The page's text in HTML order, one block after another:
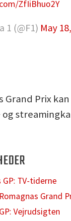
ZfIiBhuo2Y
1 (@F1) May
Grand Prix
og
GP: TV-tiderne
Grand
Vejrudsigten